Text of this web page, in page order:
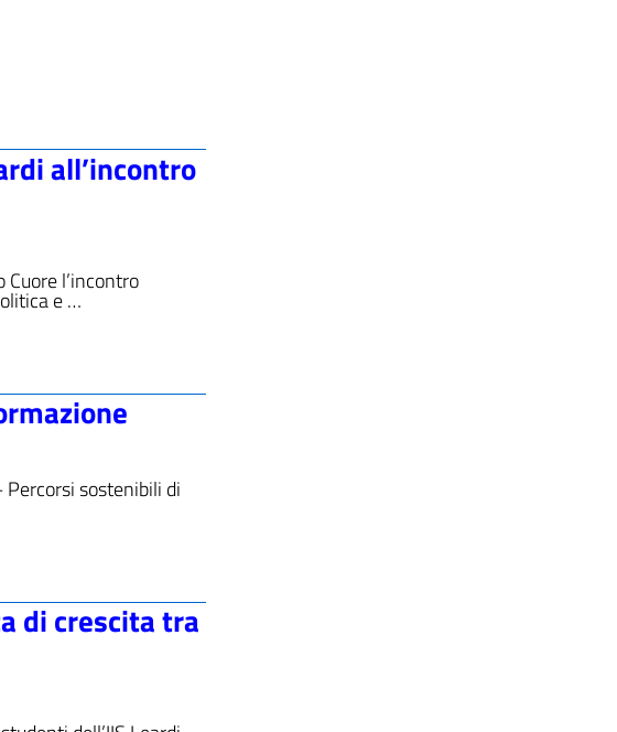
all’incontro
l’incontro
e …
sostenibili di
di crescita tra